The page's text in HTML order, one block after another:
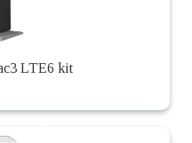
LTE6 kit